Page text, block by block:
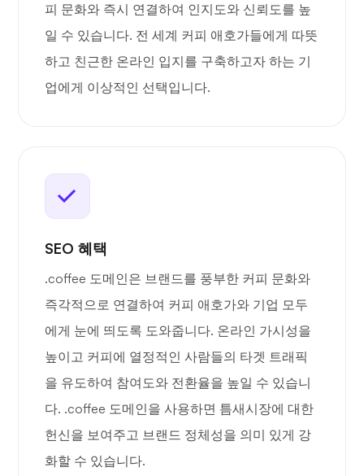
피 문화와 즉시 연결하여 인지도와 신뢰도를 높
일 수 있습니다. 전 세계 커피 애호가들에게 따뜻
하고 친근한 온라인 입지를 구축하고자 하는 기
업에게 이상적인 선택입니다.
SEO 혜택
.coffee 도메인은 브랜드를 풍부한 커피 문화와
즉각적으로 연결하여 커피 애호가와 기업 모두
에게 눈에 띄도록 도와줍니다. 온라인 가시성을
높이고 커피에 열정적인 사람들의 타겟 트래픽
을 유도하여 참여도와 전환율을 높일 수 있습니
다. .coffee 도메인을 사용하면 틈새시장에 대한
헌신을 보여주고 브랜드 정체성을 의미 있게 강
화할 수 있습니다.